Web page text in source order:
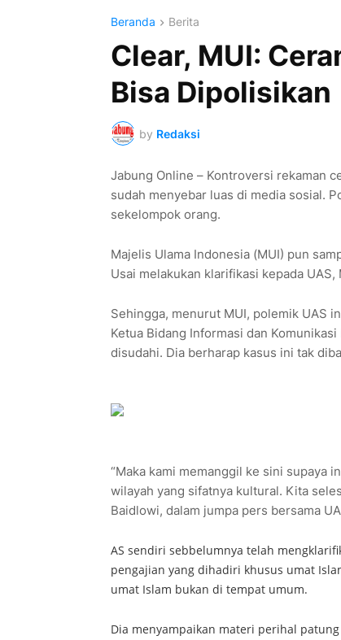
Beranda Berita
Clear, MUI:
Bisa Dipolisikan
by Redaksi
Jabung Online – Kontroversi rekaman
sudah menyebar luas di media sosial.
sekelompok orang.
Majelis Ulama Indonesia (MUI) pun
Usai melakukan klarifikasi kepada
Sehingga, menurut MUI, polemik UAS
Ketua Bidang Informasi dan
disudahi. Dia berharap kasus ini tak
“Maka kami memanggil ke sini supaya
wilayah yang sifatnya kultural. Kita
Baidlowi, dalam jumpa pers bersama
AS sendiri sebbelumnya telah
pengajian yang dihadiri khusus umat
umat Islam bukan di tempat umum.
Dia menyampaikan materi perihal